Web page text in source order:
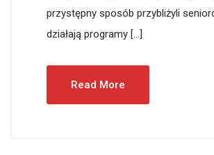
przystępny sposób przybliżyli
działają programy […]
Read More